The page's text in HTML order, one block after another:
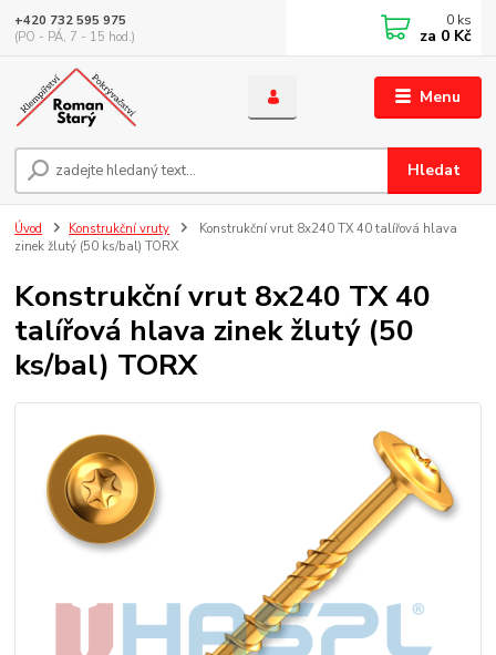
Menu
Hledat
+420 732 595 975
(PO - PÁ, 7 - 15 hod.)
0 ks
za 0 Kč
Úvod Konstrukční vruty
Konstrukční vrut 8x240 TX 40 talířová hlava
zinek žlutý (50 ks/bal) TORX
Konstrukční vrut 8x240 TX 40
talířová hlava zinek žlutý (50
ks/bal) TORX